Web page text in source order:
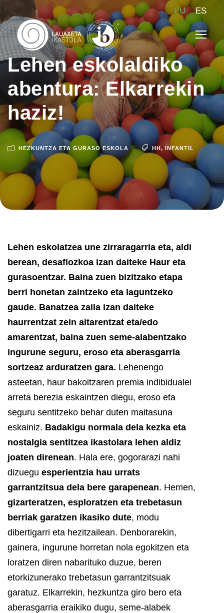
EU ES
Lehen eskolaldiko
abentura: Elkarrekin
haziz!
HEZKUNTZA ETA GURASO ESKOLA HH, INFANTIL
Lehen eskolatzea une zirraragarria eta, aldi
berean, desafiozkoa izan daiteke Haur eta
gurasoentzar. Baina zuen bizitzako etapa
berri honetan zaintzeko eta laguntzeko
gaude. Banatzea zaila izan daiteke
haurrentzat zein aitarentzat eta/edo
amarentzat, baina zuen seme-alabentzako
ingurune seguru, eroso eta aberasgarria
sortzeaz arduratzen gara. Lehenengo
asteetan, haur bakoitzaren premia indibidualei
arreta berezia eskaintzen diegu, eroso eta
seguru sentitzeko behar duten maitasuna
eskainiz. Badakigu normala dela kezka eta
nostalgia sentitzea ikastolara lehen aldiz
joaten direnean. Hala ere, gogorarazi nahi
dizuegu esperientzia hau urrats
garrantzitsua dela bere garapenean. Hemen,
gizarteratzen, esploratzen eta trebetasun
berriak garatzen ikasiko dute, modu
dibertigarri eta hezitzailean. Denborarekin,
gainera, ingurune horretan nola egokitzen eta
loratzen diren nabarituko duzue, beren
etorkizunerako trebetasun garrantzitsuak
garatuz. Elkarrekin, hezkuntza giro bero eta
aberasgarria eraikiko dugu, seme-alabek